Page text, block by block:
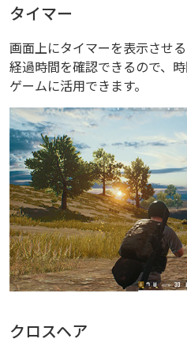
タイマー
画面上にタイマーを表示させ
経過時間を確認できるので、
ゲームに活用できます。
クロスヘア